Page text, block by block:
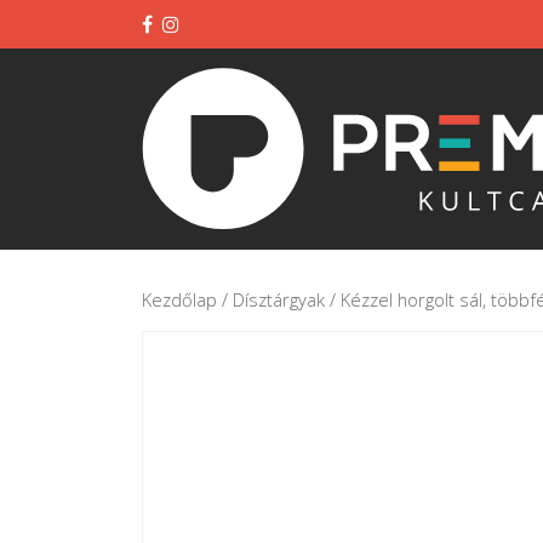
Kezdőlap / Dísztárgyak / Kézzel horgolt sál,